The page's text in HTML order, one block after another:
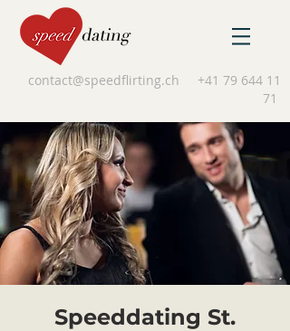
contact@speedflirting.ch
+41 79 644 11
71
Speeddating St.